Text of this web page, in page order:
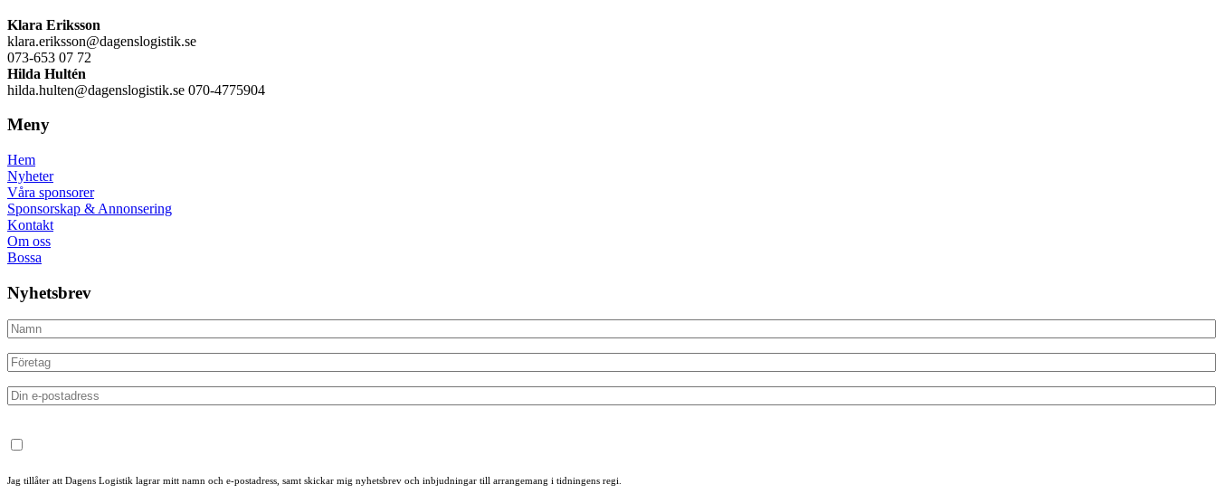
Klara Eriksson
klara.eriksson@dagenslogistik.se
073-653 07 72
Hilda Hultén
hilda.hulten@dagenslogistik.se 070-4775904
Meny
Hem
Nyheter
Våra sponsorer
Sponsorskap & Annonsering
Kontakt
Om oss
Bossa
Nyhetsbrev
Jag tillåter att Dagens Logistik lagrar mitt namn och e-postadress, samt skickar mig nyhetsbrev och inbjudningar till arrangemang i tidningens regi.